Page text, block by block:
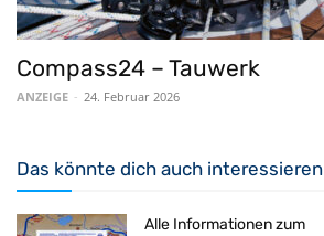
Compass24 – Tauwerk
ANZEIGE - 24. Februar 2026
Das könnte dich auch interessieren
Alle Informationen zum